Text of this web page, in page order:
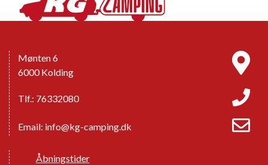
Mønten 6
6000 Kolding
Tlf.: 76332080
Email: info@kg-camping.dk
Åbningstider